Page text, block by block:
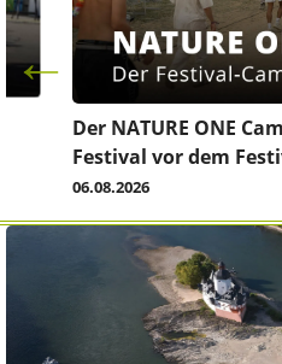
Der NATURE ONE
Festival vor dem
06.08.2026